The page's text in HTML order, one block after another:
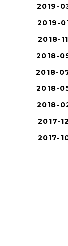
2019-03
2019-01
2018-11
2018-09
2018-07
2018-05
2018-02
2017-12
2017-10